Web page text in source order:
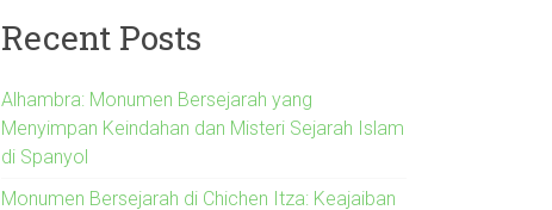
Recent Posts
Alhambra: Monumen Bersejarah yang
Menyimpan Keindahan dan Misteri Sejarah Islam
di Spanyol
Monumen Bersejarah di Chichen Itza: Keajaiban